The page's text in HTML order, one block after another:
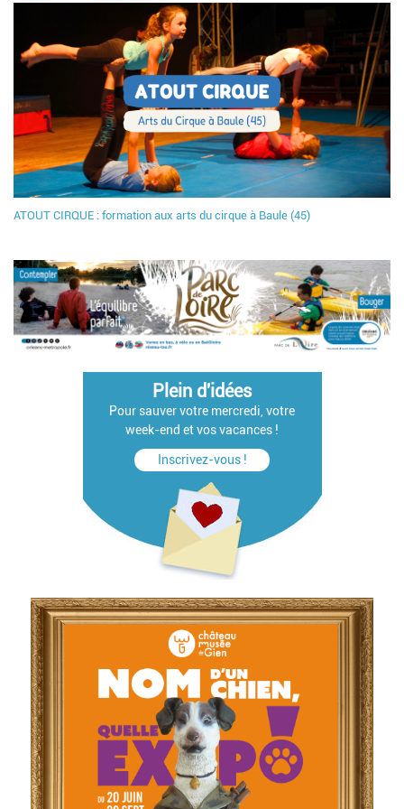
ATOUT CIRQUE : formation aux arts du cirque à Baule (45)
Plein d'idées
Pour sauver votre mercredi, votre
week-end et vos vacances !
Inscrivez-vous !